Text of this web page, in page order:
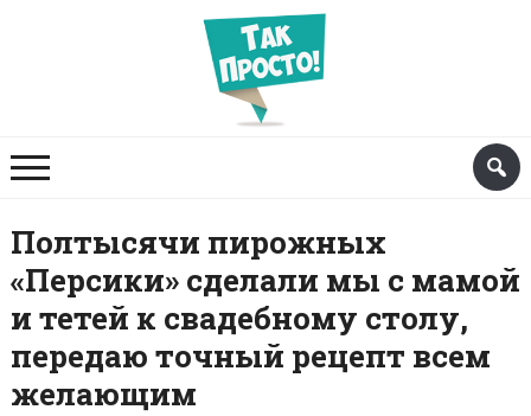
Полтысячи пирожных
«Персики» сделали мы с мамой
и тетей к свадебному столу,
передаю точный рецепт всем
желающим